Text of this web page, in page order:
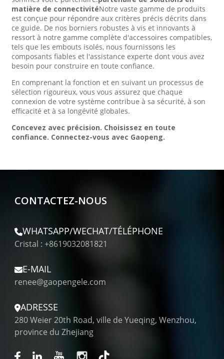
matière de connectivitéNotre vaste gamme de produits
est conçue pour répondre aux critères précis décrits dans
ce guide. De nos borniers robustes à vis et innovants à
ressort à notre gamme complète d'accessoires compatibles,
tels que les embouts isolés, nous fournissons les
composants fiables et l'assistance experte dont vous avez
besoin pour construire en toute confiance.
En comprenant la fonction et en suivant un processus de
sélection rigoureux, vous vous assurez que chaque
connexion de votre système contribue à sa sécurité, à son
efficacité et à sa longévité globales.
Concevez avec précision. Choisissez en toute
confiance. Connectez-vous avec Gaopeng.
CONTACTEZ-NOUS
WHATSAPP/WECHAT/TÉLÉPHONE
Cristal : +8619032081821
E-MAIL
renee@gaopengele.com
ADRESSE
280 Weier 20th Road, ville de Yueqing, Wenzhou,
province du Zhejiang